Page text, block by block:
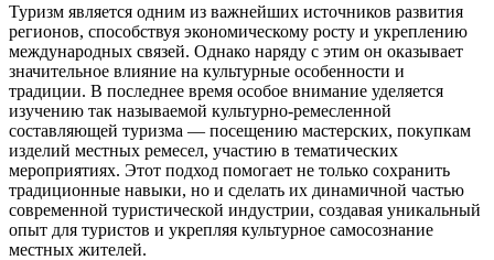
Туризм является одним из важнейших источников развития
регионов, способствуя экономическому росту и укреплению
международных связей. Однако наряду с этим он оказывает
значительное влияние на культурные особенности и
традиции. В последнее время особое внимание уделяется
изучению так называемой культурно-ремесленной
составляющей туризма — посещению мастерских, покупкам
изделий местных ремесел, участию в тематических
мероприятиях. Этот подход помогает не только сохранить
традиционные навыки, но и сделать их динамичной частью
современной туристической индустрии, создавая уникальный
опыт для туристов и укрепляя культурное самосознание
местных жителей.